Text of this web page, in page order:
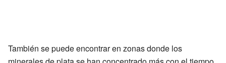
También se puede encontrar en zonas donde los